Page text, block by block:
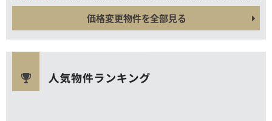
価格変更物件を全部見る